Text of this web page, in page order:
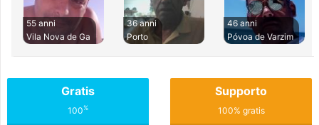
55 anni
Vila Nova de Ga
36 anni
Porto
46 anni
Póvoa de Varzim
Gratis
100%
Supporto
100% gratis